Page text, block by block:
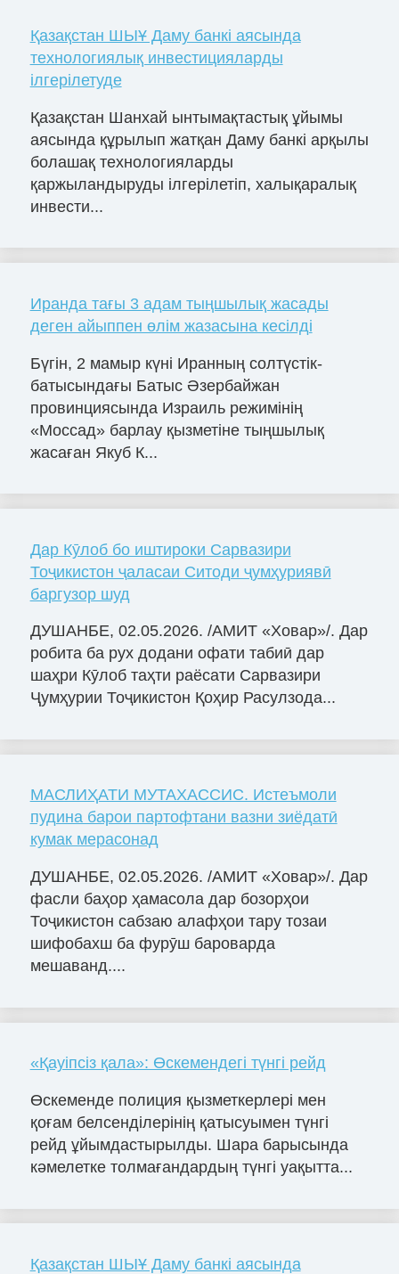
Қазақстан ШЫҰ Даму банкі аясында
технологиялық инвестицияларды
ілгерілетуде
Қазақстан Шанхай ынтымақтастық ұйымы
аясында құрылып жатқан Даму банкі арқылы
болашақ технологияларды
қаржыландыруды ілгерілетіп, халықаралық
инвести...
Иранда тағы 3 адам тыңшылық жасады
деген айыппен өлім жазасына кесілді
Бүгін, 2 мамыр күні Иранның солтүстік-
батысындағы Батыс Әзербайжан
провинциясында Израиль режимінің
«Моссад» барлау қызметіне тыңшылық
жасаған Якуб К...
Дар Кӯлоб бо иштироки Сарвазири
Тоҷикистон ҷаласаи Ситоди ҷумҳуриявӣ
баргузор шуд
ДУШАНБЕ, 02.05.2026. /АМИТ «Ховар»/. Дар
робита ба рух додани офати табиӣ дар
шаҳри Кӯлоб таҳти раёсати Сарвазири
Ҷумҳурии Тоҷикистон Қоҳир Расулзода...
МАСЛИҲАТИ МУТАХАССИС. Истеъмоли
пудина барои партофтани вазни зиёдатӣ
кумак мерасонад
ДУШАНБЕ, 02.05.2026. /АМИТ «Ховар»/. Дар
фасли баҳор ҳамасола дар бозорҳои
Тоҷикистон сабзаю алафҳои тару тозаи
шифобахш ба фурӯш бароварда
мешаванд....
«Қауіпсіз қала»: Өскемендегі түнгі рейд
Өскеменде полиция қызметкерлері мен
қоғам белсенділерінің қатысуымен түнгі
рейд ұйымдастырылды. Шара барысында
кәмелетке толмағандардың түнгі уақытта...
Қазақстан ШЫҰ Даму банкі аясында